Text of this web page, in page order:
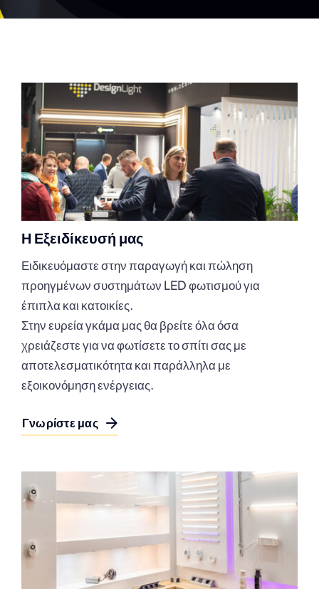
Η Εξειδίκευσή μας
Ειδικευόμαστε στην παραγωγή και πώληση
προηγμένων συστημάτων LED φωτισμού για
έπιπλα και κατοικίες.
Στην ευρεία γκάμα μας θα βρείτε όλα όσα
χρειάζεστε για να φωτίσετε το σπίτι σας με
αποτελεσματικότητα και παράλληλα με
εξοικονόμηση ενέργειας.
Γνωρίστε μας